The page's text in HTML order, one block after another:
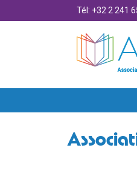
Tél: +32 2 241